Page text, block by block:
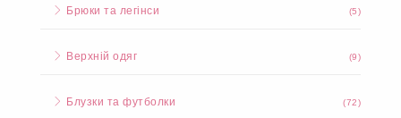
Брюки та легінси (5)
Верхній одяг (9)
Блузки та футболки (72)